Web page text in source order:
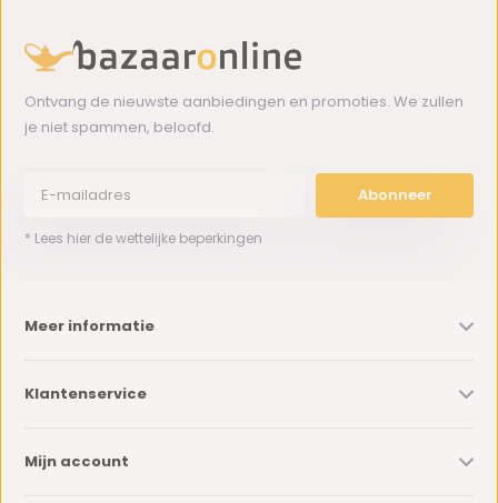
Ontvang de nieuwste aanbiedingen en promoties. We zullen
je niet spammen, beloofd.
Abonneer
* Lees hier de wettelijke beperkingen
Meer informatie
Klantenservice
Mijn account